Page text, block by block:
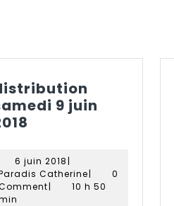
9 juin
9
juin
2018
6 juin 20186
juin
2018
|
CatherineParadis
Catherine
|
0
|
10 h 50